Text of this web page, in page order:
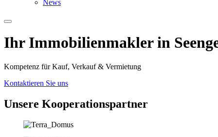
News
Ihr Immobilien­­­makler in
Kompetenz für Kauf, Verkauf & Vermietung
Kontaktieren Sie uns
Unsere Koopera­tions­partner